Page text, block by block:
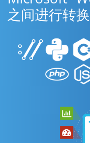
之间进行转换